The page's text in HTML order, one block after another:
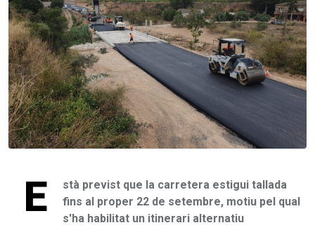
E
stà previst que la carretera estigui tallada
fins al proper 22 de setembre, motiu pel qual
s'ha habilitat un itinerari alternatiu